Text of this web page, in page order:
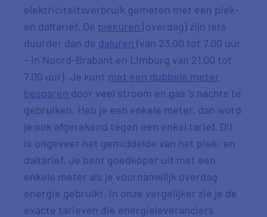
elektriciteitsverbruik gemeten met een piek-
en daltarief. De piekuren (overdag) zijn iets
duurder dan de daluren (van 23.00 tot 7.00 uur
– in Noord-Brabant en Limburg van 21.00 tot
7.00 uur). Je kunt met een dubbele meter
besparen door veel stroom en gas ’s nachts te
gebruiken. Heb je een enkele meter, dan word
je ook afgerekend tegen een enkel tarief. Dit
is ongeveer het gemiddelde van het piek- en
daltarief. Je bent goedkoper uit met een
enkele meter als je voornamelijk overdag
energie gebruikt. In onze vergelijker zie je de
exacte tarieven die energieleveranciers